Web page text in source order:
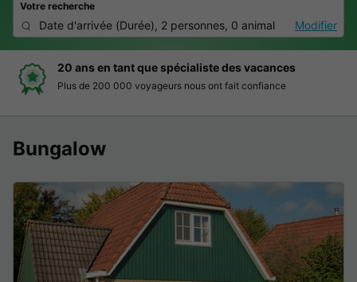
Votre recherche
Date d'arrivée (Durée), 2 personnes, 0 animal Modifier
20 ans en tant que spécialiste des vacances
Plus de 200 000 voyageurs nous ont fait confiance
Bungalow